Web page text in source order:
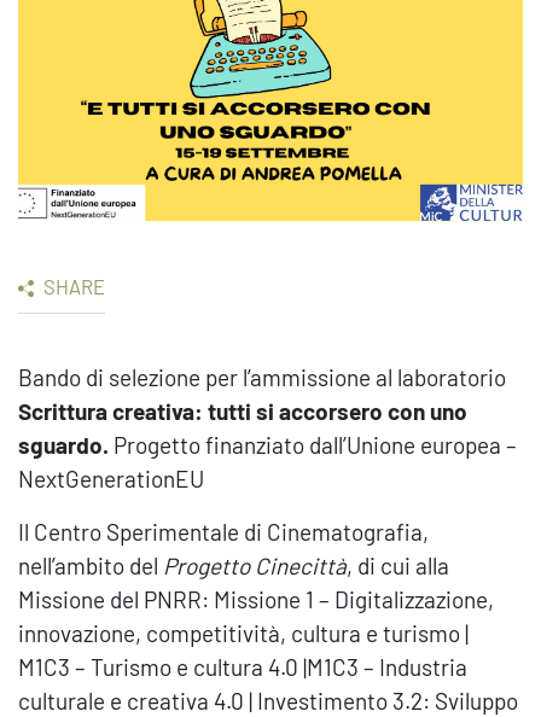
SHARE
Bando di selezione per l’ammissione al laboratorio
Scrittura creativa: tutti si accorsero con uno
sguardo. Progetto finanziato dall’Unione europea –
NextGenerationEU
Il Centro Sperimentale di Cinematografia,
nell’ambito del Progetto Cinecittà, di cui alla
Missione del PNRR: Missione 1 – Digitalizzazione,
innovazione, competitività, cultura e turismo |
M1C3 – Turismo e cultura 4.0 |M1C3 – Industria
culturale e creativa 4.0 | Investimento 3.2: Sviluppo